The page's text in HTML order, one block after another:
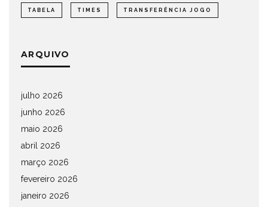
TABELA TIMES TRANSFERÊNCIA JOGO
ARQUIVO
julho 2026
junho 2026
maio 2026
abril 2026
março 2026
fevereiro 2026
janeiro 2026